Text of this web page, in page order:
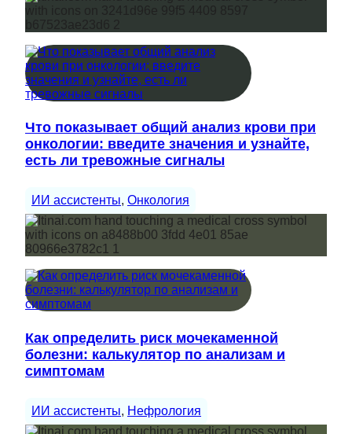
Что показывает общий анализ крови при
онкологии: введите значения и узнайте,
есть ли тревожные сигналы
ИИ ассистенты, Онкология
Как определить риск мочекаменной
болезни: калькулятор по анализам и
симптомам
ИИ ассистенты, Нефрология